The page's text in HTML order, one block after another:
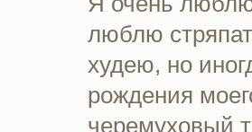
люблю
худею, но
рождения
черемуховый